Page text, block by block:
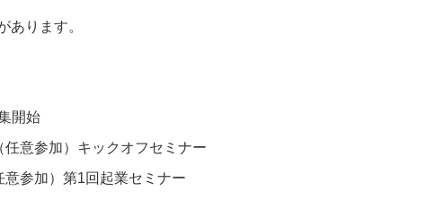
あります。
開始
意参加）キックオフセミナー
参加）第1回起業セミナー